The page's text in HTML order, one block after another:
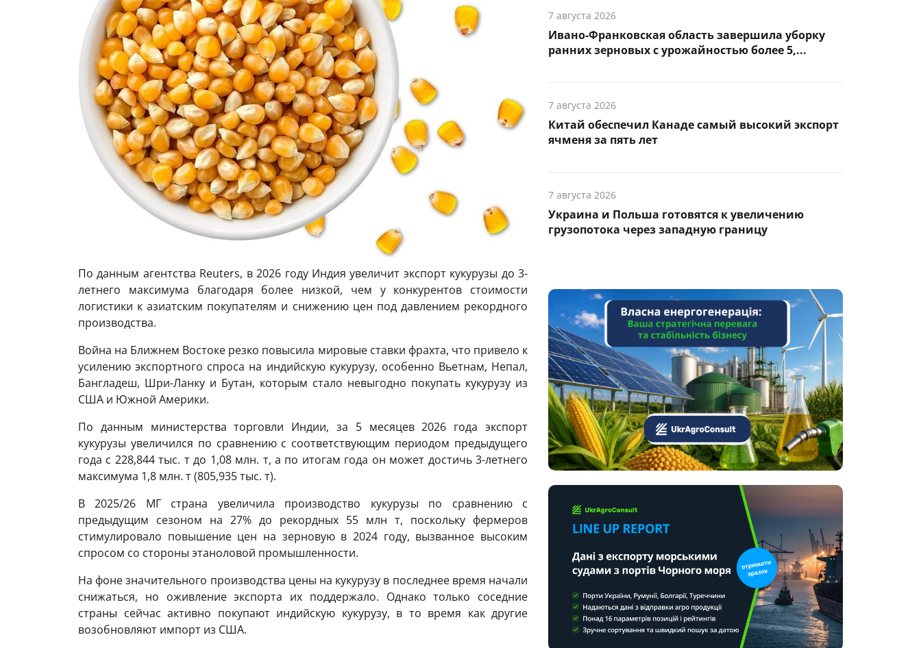
По данным агентства Reuters, в 2026 году Индия увеличит экспорт кукурузы до 3-
летнего максимума благодаря более низкой, чем у конкурентов стоимости
логистики к азиатским покупателям и снижению цен под давлением рекордного
производства.
Война на Ближнем Востоке резко повысила мировые ставки фрахта, что привело к
усилению экспортного спроса на индийскую кукурузу, особенно Вьетнам, Непал,
Бангладеш, Шри-Ланку и Бутан, которым стало невыгодно покупать кукурузу из
США и Южной Америки.
По данным министерства торговли Индии, за 5 месяцев 2026 года экспорт
кукурузы увеличился по сравнению с соответствующим периодом предыдущего
года с 228,844 тыс. т до 1,08 млн. т, а по итогам года он может достичь 3-летнего
максимума 1,8 млн. т (805,935 тыс. т).
В 2025/26 МГ страна увеличила производство кукурузы по сравнению с
предыдущим сезоном на 27% до рекордных 55 млн т, поскольку фермеров
стимулировало повышение цен на зерновую в 2024 году, вызванное высоким
спросом со стороны этаноловой промышленности.
На фоне значительного производства цены на кукурузу в последнее время начали
снижаться, но оживление экспорта их поддержало. Однако только соседние
страны сейчас активно покупают индийскую кукурузу, в то время как другие
возобновляют импорт из США.
7 августа 2026
Ивано-Франковская область завершила уборку
ранних зерновых с урожайностью более 5,...
7 августа 2026
Китай обеспечил Канаде самый высокий экспорт
ячменя за пять лет
7 августа 2026
Украина и Польша готовятся к увеличению
грузопотока через западную границу